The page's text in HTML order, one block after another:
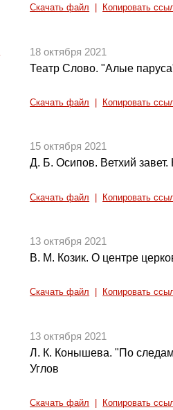
Скачать файл Копировать
18 октября 2021
Театр Слово. "Алые
Скачать файл Копировать
15 октября 2021
Д. Б. Осипов. Ветхий завет.
Скачать файл Копировать
13 октября 2021
В. М. Козик. О центре
Скачать файл Копировать
13 октября 2021
Л. К. Конышева. "По следам
Углов
Скачать файл Копировать